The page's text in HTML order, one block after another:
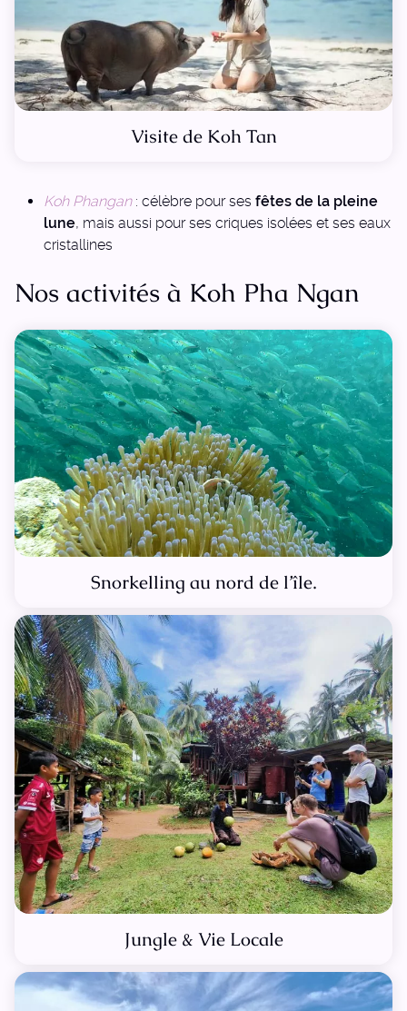
Visite de Koh Tan
Koh Phangan: célèbre pour ses fêtes de la pleine
lune, mais aussi pour ses criques isolées et ses eaux
cristallines
Nos activités à Koh Pha Ngan
Snorkelling au nord de l’île.
Jungle & Vie Locale